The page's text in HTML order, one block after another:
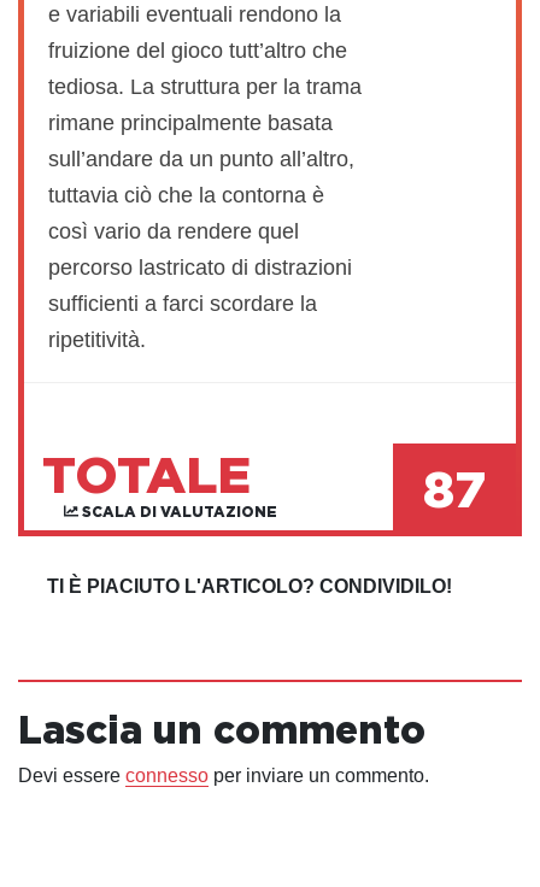
e variabili eventuali rendono la
fruizione del gioco tutt’altro che
tediosa. La struttura per la trama
rimane principalmente basata
sull’andare da un punto all’altro,
tuttavia ciò che la contorna è
così vario da rendere quel
percorso lastricato di distrazioni
sufficienti a farci scordare la
ripetitività.
TOTALE
SCALA DI VALUTAZIONE 87
TI È PIACIUTO L'ARTICOLO? CONDIVIDILO!
Lascia un commento
Devi essere connesso per inviare un commento.